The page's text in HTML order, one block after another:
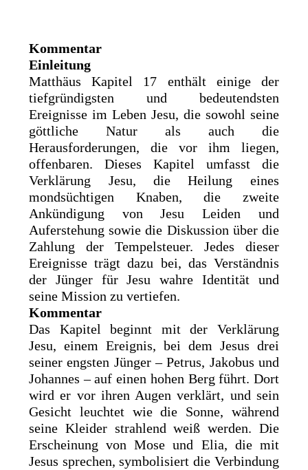
Kommentar
Einleitung
Matthäus Kapitel 17 enthält einige der
tiefgründigsten und bedeutendsten
Ereignisse im Leben Jesu, die sowohl seine
göttliche Natur als auch die
Herausforderungen, die vor ihm liegen,
offenbaren. Dieses Kapitel umfasst die
Verklärung Jesu, die Heilung eines
mondsüchtigen Knaben, die zweite
Ankündigung von Jesu Leiden und
Auferstehung sowie die Diskussion über die
Zahlung der Tempelsteuer. Jedes dieser
Ereignisse trägt dazu bei, das Verständnis
der Jünger für Jesu wahre Identität und
seine Mission zu vertiefen.
Kommentar
Das Kapitel beginnt mit der Verklärung
Jesu, einem Ereignis, bei dem Jesus drei
seiner engsten Jünger – Petrus, Jakobus und
Johannes – auf einen hohen Berg führt. Dort
wird er vor ihren Augen verklärt, und sein
Gesicht leuchtet wie die Sonne, während
seine Kleider strahlend weiß werden. Die
Erscheinung von Mose und Elia, die mit
Jesus sprechen, symbolisiert die Verbindung